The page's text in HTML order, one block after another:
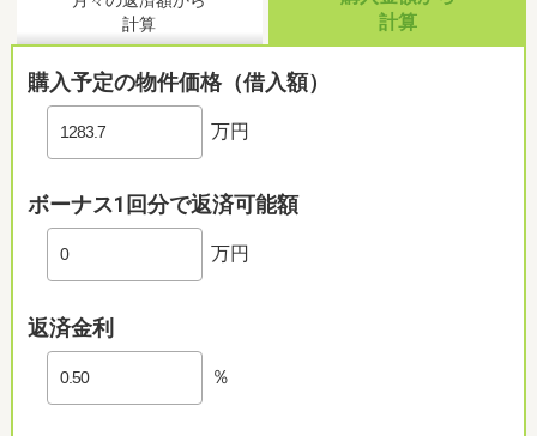
計算
計算
購入予定の物件価格（借入額）
万円
ボーナス1回分で返済可能額
万円
返済金利
％